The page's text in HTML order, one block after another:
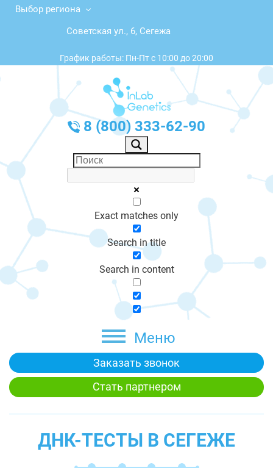
Выбор региона
Советская ул., 6, Сегежа
График работы: Пн-Пт с 10:00 до 20:00
8 (800) 333-62-90
Exact matches only
Search in title
Search in content
Меню
Заказать звонок
Стать партнером
ДНК-ТЕСТЫ В СЕГЕЖЕ